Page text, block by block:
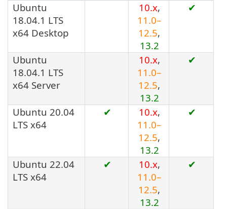
Ubuntu
18.04.1 LTS
x64 Desktop
10.x,
11.0–
12.5,
13.2
✔
Ubuntu
18.04.1 LTS
x64 Server
10.x,
11.0–
12.5,
13.2
✔
Ubuntu 20.04
LTS x64
✔ 10.x,
11.0–
12.5,
13.2
✔
Ubuntu 22.04
LTS x64
✔ 10.x,
11.0–
12.5,
13.2
✔